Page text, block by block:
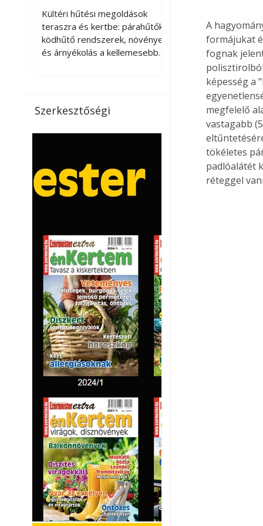
kellemesebbé a
teraszt és a kertet?
Kültéri hűtési megoldások
teraszra és kertbe: párahűtők,
ködhűtő rendszerek, növények
és árnyékolás a kellemesebb
jelentőséget kapott, ahogy a
nyári hőhullámok gyakoribbá és
a megoldást a meleg ellen, ma
már egyre többen keresnek
olyan kültéri hűtési
vendégl
Szerkesztőségi
A
formájukat
fognak
képesség a
megfelelő
vastagabb
tökéletes
padlóalátét
réteggel